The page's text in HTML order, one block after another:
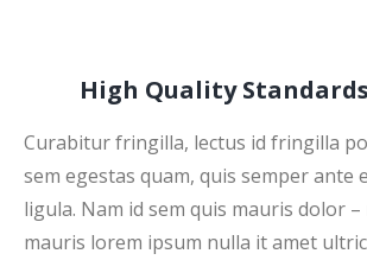
High Quality Standards
Curabitur fringilla, lectus id fringilla
sem egestas quam, quis semper ante
ligula. Nam id sem quis mauris dolor
mauris lorem ipsum nulla it amet